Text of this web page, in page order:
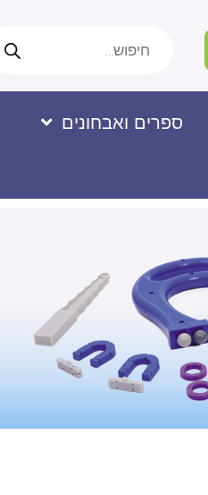
ספרים ואבחונים